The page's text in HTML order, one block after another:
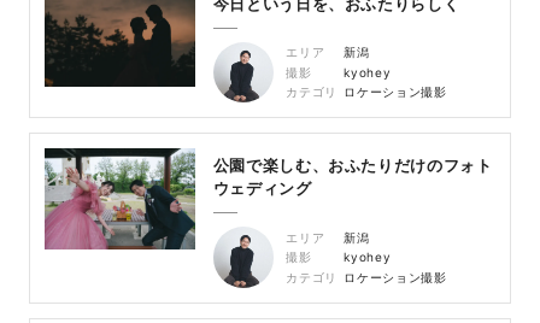
エリア
新潟
撮影
kyohey
カテゴリ
ロケーション撮影
公園で楽しむ、おふたりだけのフォト
ウェディング
エリア
新潟
撮影
kyohey
カテゴリ
ロケーション撮影